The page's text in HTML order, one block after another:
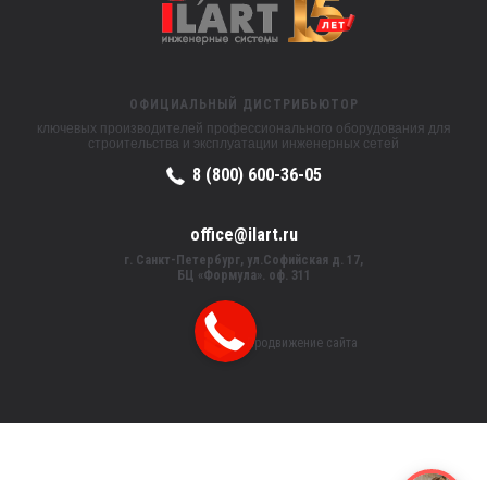
ОФИЦИАЛЬНЫЙ ДИСТРИБЬЮТОР
ключевых производителей профессионального оборудования для
строительства и эксплуатации инженерных сетей
8 (800) 600-36-05
office@ilart.ru
г. Санкт-Петербург, ул.Софийская д. 17,
БЦ «Формула». оф. 311
Продвижение сайта